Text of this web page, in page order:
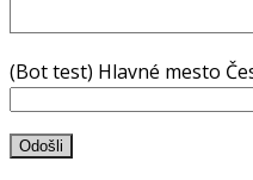
(Bot test) Hlavné mesto